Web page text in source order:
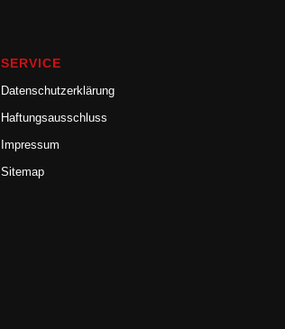
SERVICE
Datenschutzerklärung
Haftungsausschluss
Impressum
Sitemap